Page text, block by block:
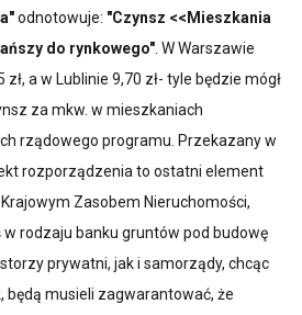
odnotowuje: "Czynsz <<Mieszkania
do rynkowego" . W Warszawie
zł, a w Lublinie 9,70 zł- tyle będzie mógł
za mkw. w mieszkaniach
rządowego programu. Przekazany w
rozporządzenia to ostatni element
Zasobem Nieruchomości,
w rodzaju banku gruntów pod budowę
prywatni, jak i samorządy, chcąc
będą musieli zagwarantować, że